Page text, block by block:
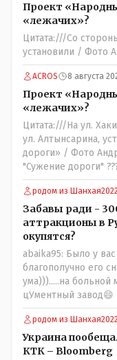
Проект
«лежачих»?
Цитата:///Со
установили / Фото
ACROS 8 августа
Проект
«лежачих»?
Цитата:///На ул.
ул. Алтынсарина,
дороги» / Фото
"Сужение дороги"
родом из
Забавы ради -
аттракционы в
окупятся?
abaika95: Было у
благополучно его
ума))).....на больной
цУментный завод😄
родом из
Украина
КТК – Bloomberg